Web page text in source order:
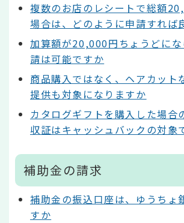
複数のお店のレシートで総額
場合は、どのように申請すれば
加算額が20,000円ちょうどにな
請は可能ですか
商品購入ではなく、ヘアカット
提供も対象になりますか
カタログギフトを購入した場合
収証はキャッシュバックの対象
補助金の請求
補助金の振込口座は、ゆうちょ
すか